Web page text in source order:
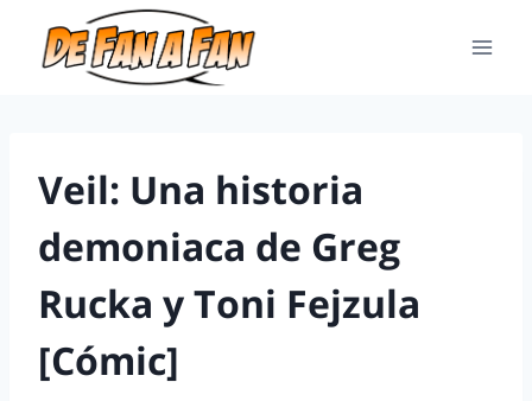
Veil: Una historia
demoniaca de Greg
Rucka y Toni Fejzula
[Cómic]